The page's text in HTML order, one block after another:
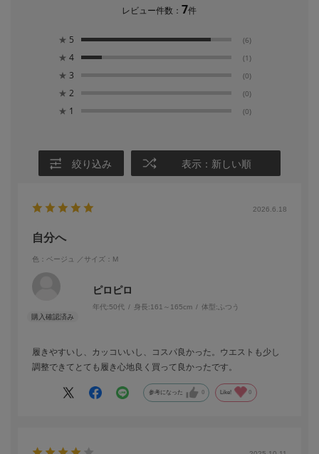
レビュー件数：7件
★ 5 (6)
★ 4 (1)
★ 3 (0)
★ 2 (0)
★ 1 (0)
絞り込み 表示：新しい順
2026.6.18
自分へ
色：ベージュ ／サイズ：M
ピロピロ
年代:50代 身長:161～165cm 体型: ふつう
履きやすいし、カッコいいし、コスパ良かった。ウエストも少し
調整できてとても履き心地良く買って良かったです。
参考になった 0 Like! 0